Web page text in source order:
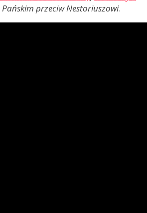
Pańskim przeciw Nestoriuszowi.